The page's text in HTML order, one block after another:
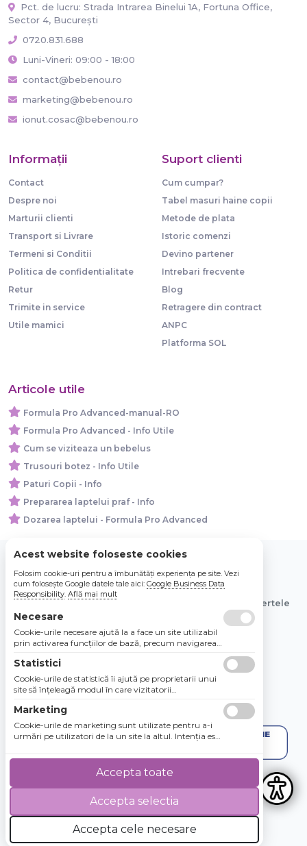
Pct. de lucru: Strada Intrarea Binelui 1A, Fortuna Office,
Sector 4, București
0720.831.688
Luni-Vineri: 09:00 - 18:00
contact@bebenou.ro
marketing@bebenou.ro
ionut.cosac@bebenou.ro
Informaţii
Contact
Despre noi
Marturii clienti
Transport si Livrare
Termeni si Conditii
Politica de confidentialitate
Retur
Trimite in service
Utile mamici
Suport clienti
Cum cumpar?
Tabel masuri haine copii
Metode de plata
Istoric comenzi
Devino partener
Intrebari frecvente
Blog
Retragere din contract
ANPC
Platforma SOL
Articole utile
Formula Pro Advanced-manual-RO
Formula Pro Advanced - Info Utile
Cum se viziteaza un bebelus
Trusouri botez - Info Utile
Paturi Copii - Info
Prepararea laptelui praf - Info
Dozarea laptelui - Formula Pro Advanced
© 2026 Bebe Nou Online Store SRL
Toate preturile sunt exprimate in lei si includ tva. Ofertele
sunt valabile in limita stocului disponibil.
4.8 / 5 ★★★★★
Acest website foloseste cookies
Folosim cookie-uri pentru a îmbunătăți experiența pe site. Vezi
cum folosește Google datele tale aici: Google Business Data
Responsibility. Află mai mult
Necesare
Cookie-urile necesare ajută la a face un site utilizabil
prin activarea funcţiilor de bază, precum navigarea
Site-ul nu poate funcţiona corespunzător fără aceste
cookie-uri.
Statistici
Cookie-urile de statistică îi ajută pe proprietarii unui
site să înţeleagă modul în care vizitatorii
raportarea informaţiilor în mod anonim.
Marketing
Cookie-urile de marketing sunt utilizate pentru a-i
urmări pe utilizatori de la un site la altul. Intenţia este
utilizatorii individuali, aşadar ele sunt mai valoroase
pentru agenţiile de puiblicitate şi părţile terţe care se
Accepta cele necesare
Accepta selectia
Accepta toate